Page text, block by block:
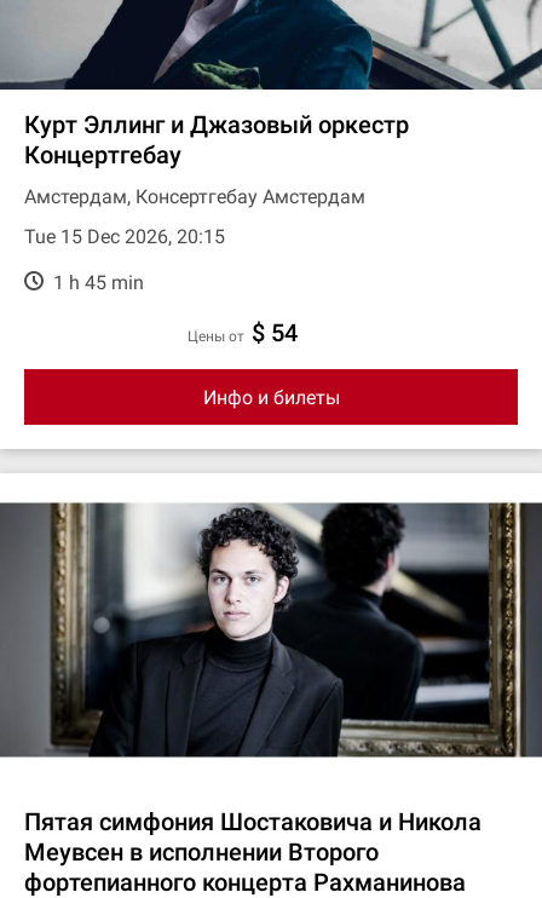
Курт Эллинг и Джазовый оркестр
Концертгебау
Амстердам, Консертгебау Амстердам
Tue 15 Dec 2026, 20:15
1 h 45 min
цены от $ 54
Инфо и билеты
Пятая симфония Шостаковича и Никола
Меувсен в исполнении Второго
фортепианного концерта Рахманинова